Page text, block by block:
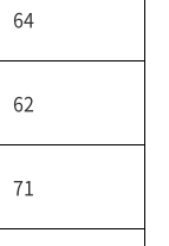
64
62
71